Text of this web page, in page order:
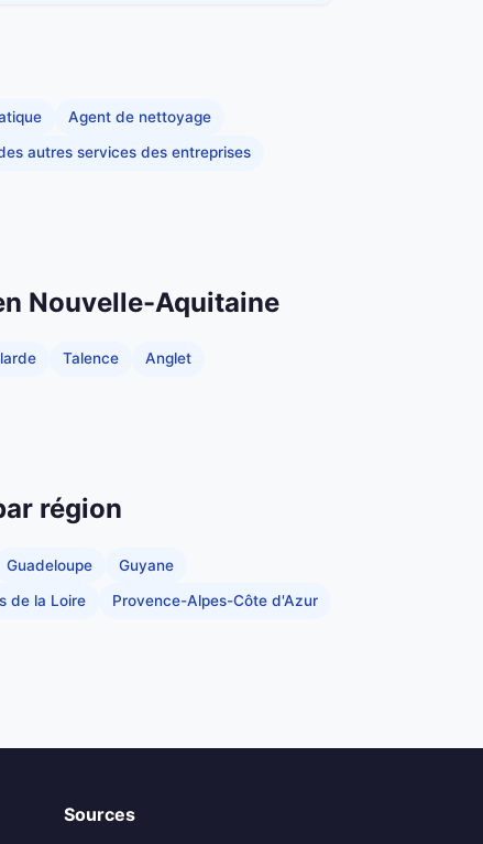
Agent de nettoyage
autres services des entreprises
Nouvelle-Aquitaine
Talence Anglet
région
Guadeloupe Guyane
de la Loire Provence-Alpes-Côte d'Azur
Sources